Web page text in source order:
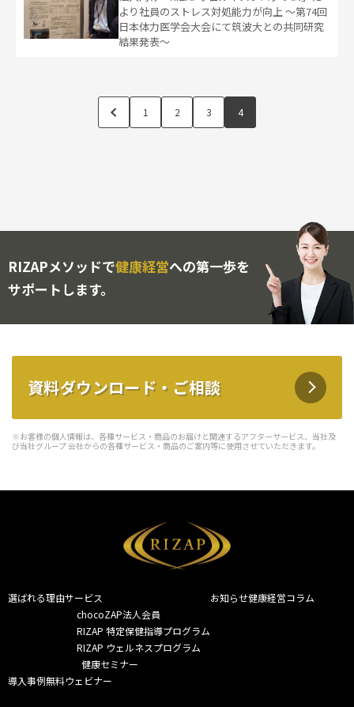
より社員のストレス対処能力が向上 ～第74回
日本体力医学会大会にて筑波大との共同研究
結果発表～
1 2 3 4
RIZAPメソッドで健康経営への第一歩を
サポートします。
資料ダウンロード・ご相談
※お客様の個人情報は、各種サービス・商品のお届けと関連するアフターサービス、当社及
び当社グループ 会社からの各種サービス・商品のご案内等に使用させていただきます。
選ばれる理由サービス
chocoZAP法人会員
RIZAP 特定保健指導プログラム
RIZAP ウェルネスプログラム
  健康セミナー
お知らせ健康経営コラム
導入事例無料ウェビナー